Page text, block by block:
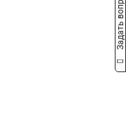
Задать вопрос